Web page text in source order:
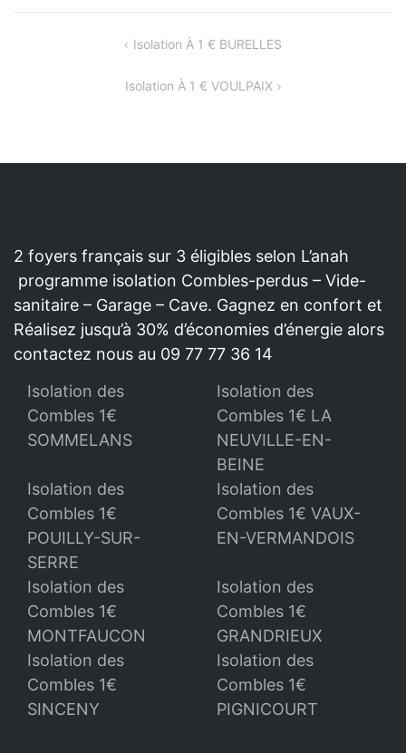
Isolation À 1 € BURELLES
Isolation À 1 € VOULPAIX
2 foyers français sur 3 éligibles selon L’anah
programme isolation Combles-perdus – Vide-
sanitaire – Garage – Cave. Gagnez en confort et
Réalisez jusqu’à 30% d’économies d’énergie alors
contactez nous au 09 77 77 36 14
Isolation des
Combles 1€
SOMMELANS
Isolation des
Combles 1€ LA
NEUVILLE-EN-
BEINE
Isolation des
Combles 1€
POUILLY-SUR-
SERRE
Isolation des
Combles 1€ VAUX-
EN-VERMANDOIS
Isolation des
Combles 1€
MONTFAUCON
Isolation des
Combles 1€
GRANDRIEUX
Isolation des
Combles 1€
SINCENY
Isolation des
Combles 1€
PIGNICOURT